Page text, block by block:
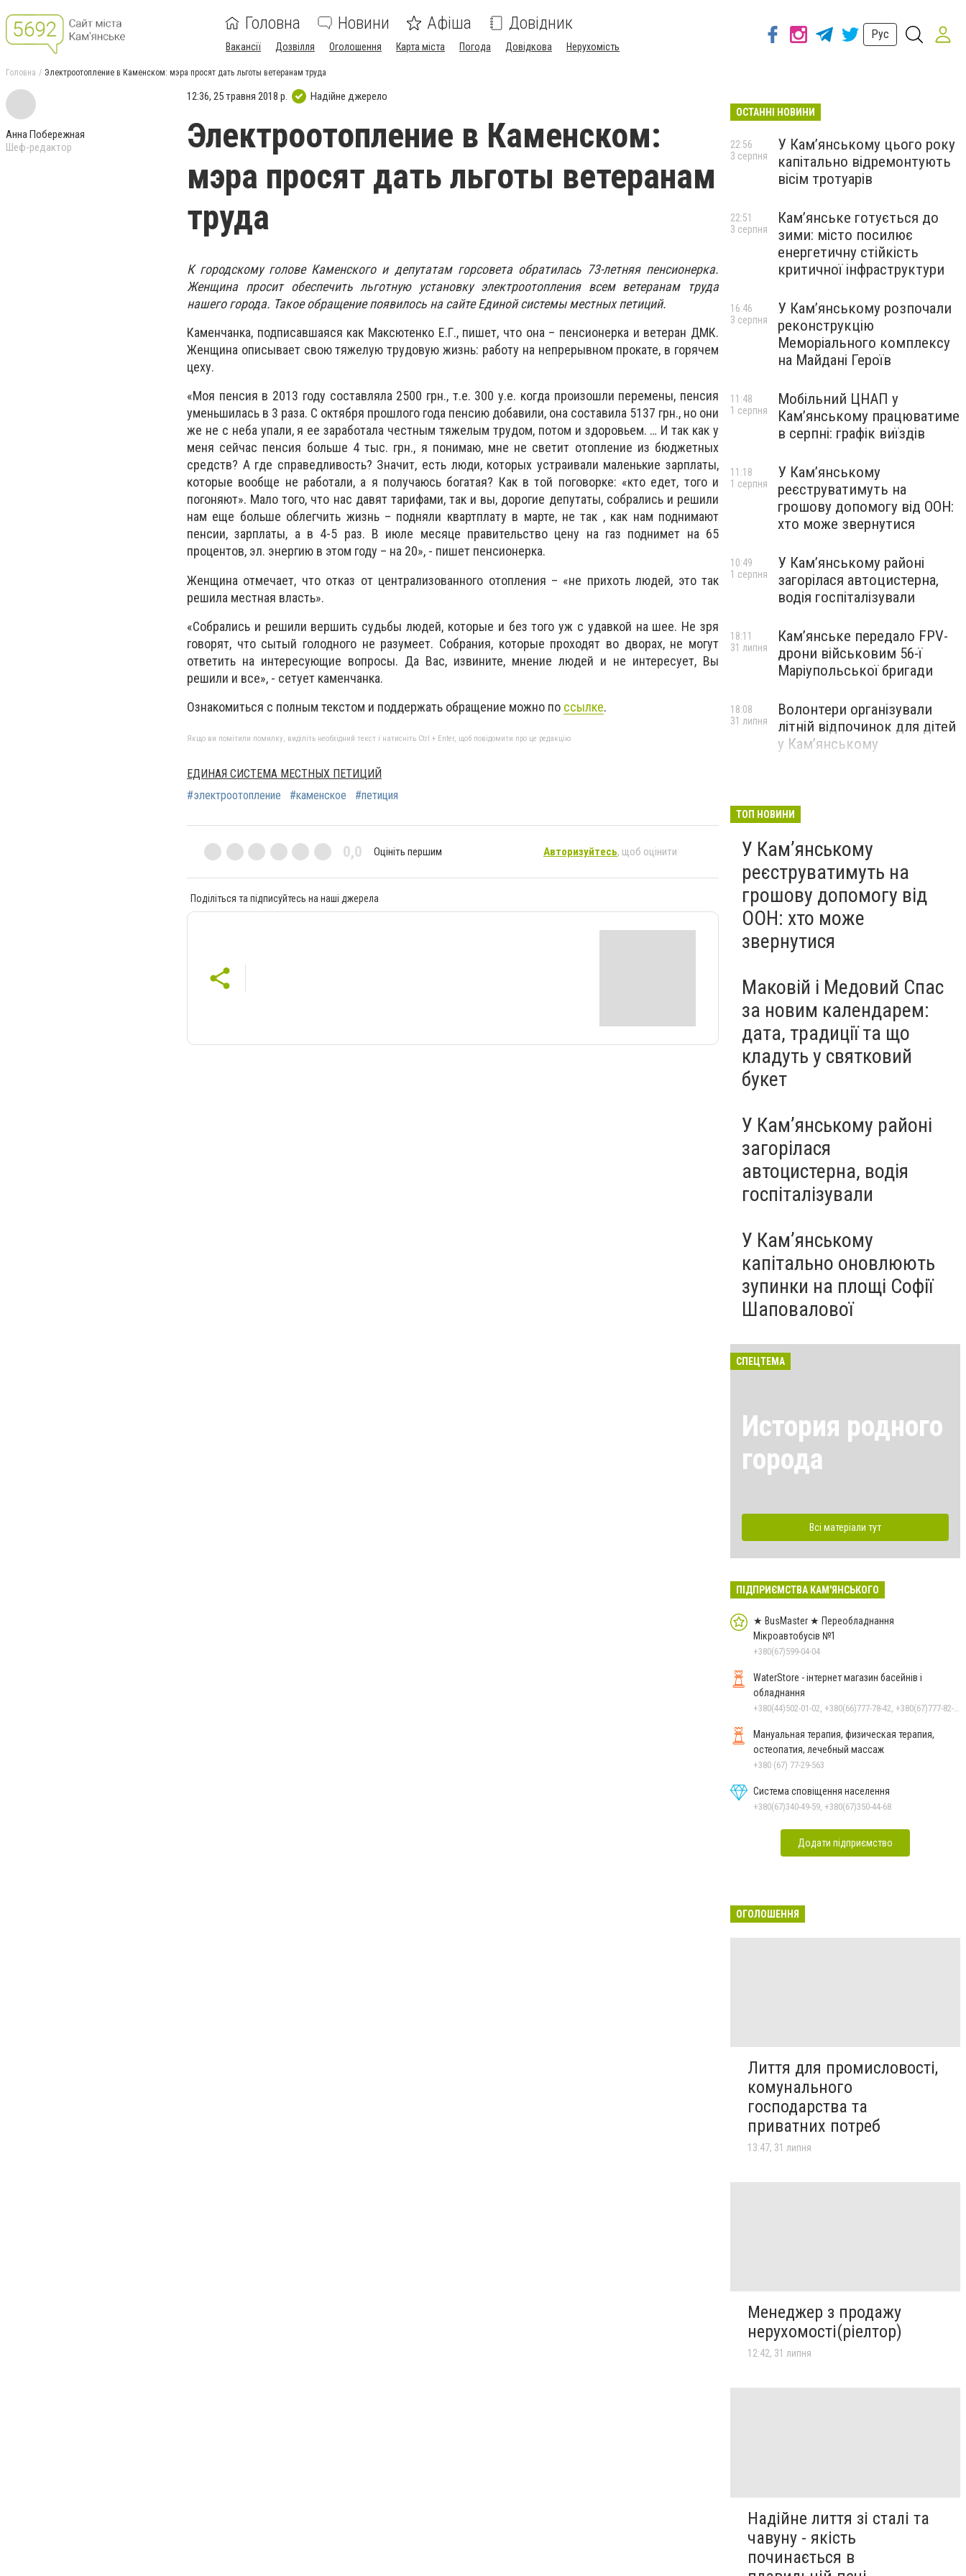
Головна Новини Афіша Довідник
Вакансії Дозвілля Оголошення Карта міста Погода Довідкова Нерухомість
Рус
Головна Электроотопление в Каменском: мэра просят дать льготы ветеранам труда
Анна Побережная
Шеф-редактор
12:36, 25 травня 2018 р. Надійне джерело
Электроотопление в Каменском:
мэра просят дать льготы ветеранам
труда
К городскому голове Каменского и депутатам горсовета обратилась 73-летняя пенсионерка.
Женщина просит обеспечить льготную установку электроотопления всем ветеранам труда
нашего города. Такое обращение появилось на сайте Единой системы местных петиций.
Каменчанка, подписавшаяся как Максютенко Е.Г., пишет, что она – пенсионерка и ветеран ДМК.
Женщина описывает свою тяжелую трудовую жизнь: работу на непрерывном прокате, в горячем
цеху.
«Моя пенсия в 2013 году составляла 2500 грн., т.е. 300 у.е. когда произошли перемены, пенсия
уменьшилась в 3 раза. С октября прошлого года пенсию добавили, она составила 5137 грн., но они
же не с неба упали, я ее заработала честным тяжелым трудом, потом и здоровьем. … И так как у
меня сейчас пенсия больше 4 тыс. грн., я понимаю, мне не светит отопление из бюджетных
средств? А где справедливость? Значит, есть люди, которых устраивали маленькие зарплаты,
которые вообще не работали, а я получаюсь богатая? Как в той поговорке: «кто едет, того и
погоняют». Мало того, что нас давят тарифами, так и вы, дорогие депутаты, собрались и решили
нам еще больше облегчить жизнь – подняли квартплату в марте, не так , как нам поднимают
пенсии, зарплаты, а в 4-5 раз. В июле месяце правительство цену на газ поднимет на 65
процентов, эл. энергию в этом году – на 20», - пишет пенсионерка.
Женщина отмечает, что отказ от централизованного отопления – «не прихоть людей, это так
решила местная власть».
«Собрались и решили вершить судьбы людей, которые и без того уж с удавкой на шее. Не зря
говорят, что сытый голодного не разумеет. Собрания, которые проходят во дворах, не могут
ответить на интересующие вопросы. Да Вас, извините, мнение людей и не интересует, Вы
решили и все», - сетует каменчанка.
Ознакомиться с полным текстом и поддержать обращение можно по ссылке.
Якщо ви помітили помилку, виділіть необхідний текст і натисніть Ctrl + Enter, щоб повідомити про це редакцію
ЕДИНАЯ СИСТЕМА МЕСТНЫХ ПЕТИЦИЙ
#электроотопление
#каменское #петиция
0,0 Оцініть першим Авторизуйтесь, щоб оцінити
Поділіться та підписуйтесь на наші джерела
ОСТАННІ НОВИНИ
У Кам’янському цього року
капітально відремонтують
вісім тротуарів
22:56
3 серпня
Кам’янське готується до
зими: місто посилює
енергетичну стійкість
критичної інфраструктури
22:51
3 серпня
У Кам’янському розпочали
реконструкцію
Меморіального комплексу
на Майдані Героїв
16:46
3 серпня
Мобільний ЦНАП у
Кам’янському працюватиме
в серпні: графік виїздів
11:48
1 серпня
У Кам’янському
реєструватимуть на
грошову допомогу від ООН:
хто може звернутися
11:18
1 серпня
У Кам’янському районі
загорілася автоцистерна,
водія госпіталізували
10:49
1 серпня
Кам’янське передало FPV-
дрони військовим 56-ї
Маріупольської бригади
18:11
31 липня
Волонтери організували
літній відпочинок для дітей
у Кам’янському
18:08
31 липня
ТОП НОВИНИ
У Кам’янському
реєструватимуть на
грошову допомогу від
ООН: хто може
звернутися
Маковій і Медовий Спас
за новим календарем:
дата, традиції та що
кладуть у святковий
букет
У Кам’янському районі
загорілася
автоцистерна, водія
госпіталізували
У Кам’янському
капітально оновлюють
зупинки на площі Софії
Шаповалової
СПЕЦТЕМА
История родного
города
Всі матеріали тут
ПІДПРИЄМСТВА КАМ'ЯНСЬКОГО
★ BusMaster ★ Переобладнання
Мікроавтобусів №1
+380(67)599-04-04
WaterStore - інтернет магазин басейнів і
обладнання
Мануальная терапия, физическая терапия,
остеопатия, лечебный массаж
+380 (67) 77-29-563
Система сповіщення населення
+380(67)340-49-59, +380(67)350-44-68
Додати підприємство
ОГОЛОШЕННЯ
Лиття для промисловості,
комунального
господарства та
приватних потреб
13:47, 31 липня
Менеджер з продажу
нерухомості(ріелтор)
12:42, 31 липня
Надійне лиття зі сталі та
чавуну - якість
починається в